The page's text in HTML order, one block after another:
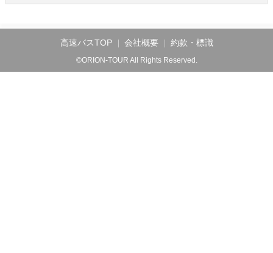
高速バスTOP 会社概要 約款・標識
©ORION-TOUR All Rights Reserved.